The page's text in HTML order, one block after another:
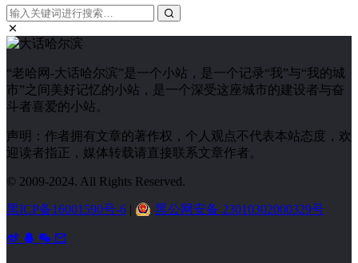
“老哈网-大话哈尔滨”是一个小站，是一个记录“我”与“我的城
市”之间美好记忆的小站，是一个深受这座城市的建设者与奋
斗者喜爱的小站。
声明：作者拥有文章的著作权，个人观点不代表本站态度，欢
迎读者指正，媒体转载请直接联系文章作者。
© 2009-2024. All Rights Reserved.
黑ICP备16001590号-6 | 黑公网安备 23010302000329号